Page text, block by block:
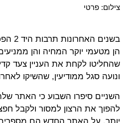
צילום: פרטי
בשנים
הן מטעמי יוקר המחיה והן ממניעים
שהחליטו לקחת את העניין צעד
ונועה סגל ממודיעין, שהשיקו
השניים סיפרו השבוע כי האתר
להפוך את הרצון למסור ולקבל